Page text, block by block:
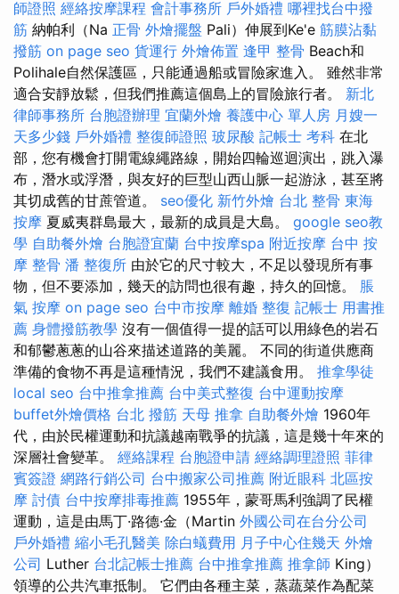
師證照 經絡按摩課程 會計事務所 戶外婚禮 哪裡找台中撥
筋 納帕利（Na 正骨 外燴擺盤 Pali）伸展到Ke'e 筋膜沾黏
撥筋 on page seo 貨運行 外燴佈置 逢甲 整骨 Beach和
Polihale自然保護區，只能通過船或冒險家進入。 雖然非常
適合安靜放鬆，但我們推薦這個島上的冒險旅行者。 新北
律師事務所 台胞證辦理 宜蘭外燴 養護中心 單人房 月嫂一
天多少錢 戶外婚禮 整復師證照 玻尿酸 記帳士 考科 在北
部，您有機會打開電線繩路線，開始四輪巡迴演出，跳入瀑
布，潛水或浮潛，與友好的巨型山西山脈一起游泳，甚至將
其切成舊的甘蔗管道。 seo優化 新竹外燴 台北 整骨 東海
按摩 夏威夷群島最大，最新的成員是大島。 google seo教
學 自助餐外燴 台胞證宜蘭 台中按摩spa 附近按摩 台中 按
摩 整骨 潘 整復所 由於它的尺寸較大，不足以發現所有事
物，但不要添加，幾天的訪問也很有趣，持久的回憶。 脹
氣 按摩 on page seo 台中市按摩 離婚 整復 記帳士 用書推
薦 身體撥筋教學 沒有一個值得一提的話可以用綠色的岩石
和郁鬱蔥蔥的山谷來描述道路的美麗。 不同的街道供應商
準備的食物不再是這種情況，我們不建議食用。 推拿學徒
local seo 台中推拿推薦 台中美式整復 台中運動按摩
buffet外燴價格 台北 撥筋 天母 推拿 自助餐外燴 1960年
代，由於民權運動和抗議越南戰爭的抗議，這是幾十年來的
深層社會變革。 經絡課程 台胞證申請 經絡調理證照 菲律
賓簽證 網路行銷公司 台中搬家公司推薦 附近眼科 北區按
摩 討債 台中按摩排毒推薦 1955年，蒙哥馬利強調了民權
運動，這是由馬丁·路德·金（Martin 外國公司在台分公司
戶外婚禮 縮小毛孔醫美 除白蟻費用 月子中心住幾天 外燴
公司 Luther 台北記帳士推薦 台中推拿推薦 推拿師 King）
領導的公共汽車抵制。 它們由各種主菜，蒸蔬菜作為配菜